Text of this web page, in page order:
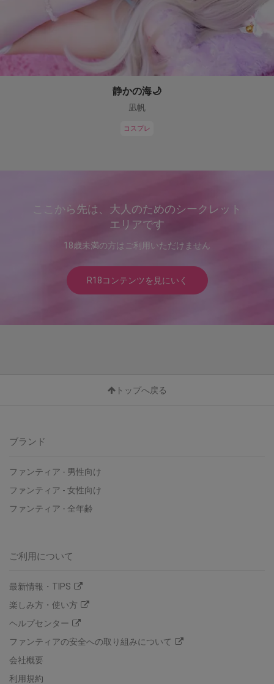
静かの海🌙
凪帆
コスプレ
ここから先は、大人のためのシークレット
エリアです
18歳未満の方はご利用いただけません
R18コンテンツを見にいく
トップへ戻る
ブランド
ファンティア - 男性向け
ファンティア - 女性向け
ファンティア - 全年齢
ご利用について
最新情報・TIPS
楽しみ方・使い方
ヘルプセンター
ファンティアの安全への取り組みについて
会社概要
利用規約